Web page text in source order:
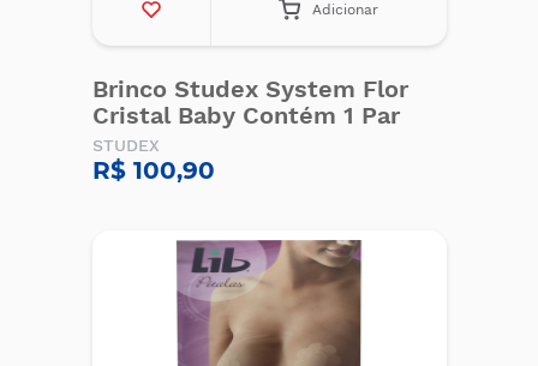
Adicionar
Brinco Studex System Flor
Cristal Baby Contém 1 Par
STUDEX
R$ 100,90